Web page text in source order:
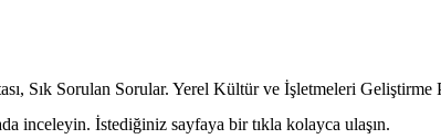
Sık Sorulan Sorular. Yerel Kültür ve İşletmeleri Geliştirme
inceleyin. İstediğiniz sayfaya bir tıkla kolayca ulaşın.